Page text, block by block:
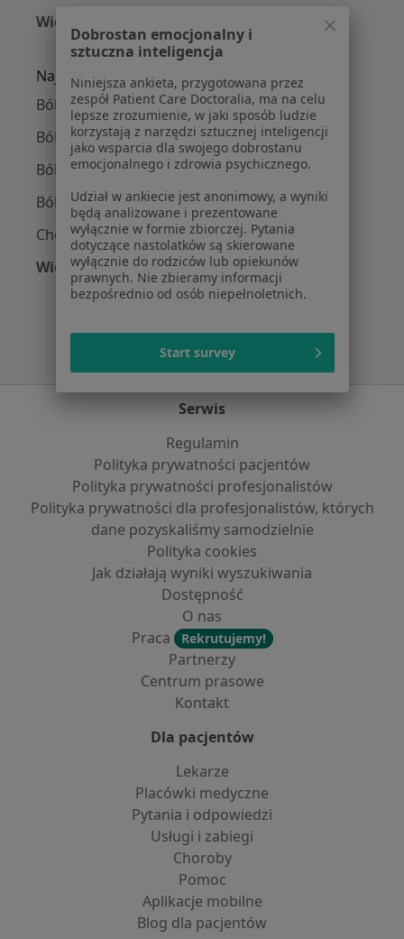
Więcej (14)
Więcej w kategorii: W pobliżu Zabierzowa
Najczęście leczone choroby
Ból biodra w Zabierzowie
Bóle kręgosłupa w Zabierzowie
Ból barku w Zabierzowie
Ból kolana w Zabierzowie
Choroby narządów ruchu w Zabierzowie
Więcej (15)
Więcej w kategorii: Najczęście leczone
Serwis
Regulamin
Polityka prywatności pacjentów
Polityka prywatności profesjonalistów
Polityka prywatności dla profesjonalistów, których
dane pozyskaliśmy samodzielnie
Polityka cookies
Jak działają wyniki wyszukiwania
Dostępność
O nas
Praca
Rekrutujemy!
Partnerzy
Centrum prasowe
Kontakt
Dla pacjentów
Lekarze
Placówki medyczne
Pytania i odpowiedzi
Usługi i zabiegi
Choroby
Pomoc
Aplikacje mobilne
Blog dla pacjentów
Dobrostan emocjonalny i
sztuczna inteligencja
Niniejsza ankieta, przygotowana przez
zespół Patient Care Doctoralia, ma na celu
lepsze zrozumienie, w jaki sposób ludzie
korzystają z narzędzi sztucznej inteligencji
jako wsparcia dla swojego dobrostanu
emocjonalnego i zdrowia psychicznego.
Udział w ankiecie jest anonimowy, a wyniki
będą analizowane i prezentowane
wyłącznie w formie zbiorczej. Pytania
dotyczące nastolatków są skierowane
wyłącznie do rodziców lub opiekunów
prawnych. Nie zbieramy informacji
bezpośrednio od osób niepełnoletnich.
Start survey